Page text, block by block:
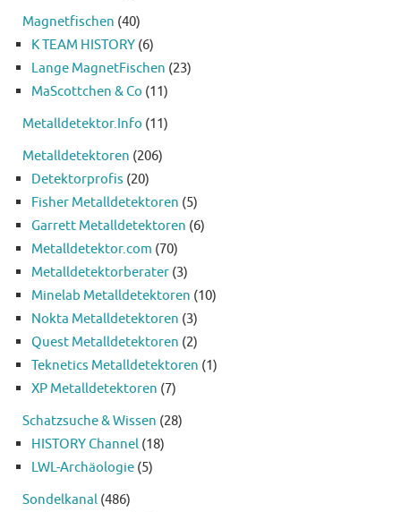
Magnetfischen (40)
K TEAM HISTORY (6)
Lange MagnetFischen (23)
MaScottchen & Co (11)
Metalldetektor.Info (11)
Metalldetektoren (206)
Detektorprofis (20)
Fisher Metalldetektoren (5)
Garrett Metalldetektoren (6)
Metalldetektor.com (70)
Metalldetektorberater (3)
Minelab Metalldetektoren (10)
Nokta Metalldetektoren (3)
Quest Metalldetektoren (2)
Teknetics Metalldetektoren (1)
XP Metalldetektoren (7)
Schatzsuche & Wissen (28)
HISTORY Channel (18)
LWL-Archäologie (5)
Sondelkanal (486)